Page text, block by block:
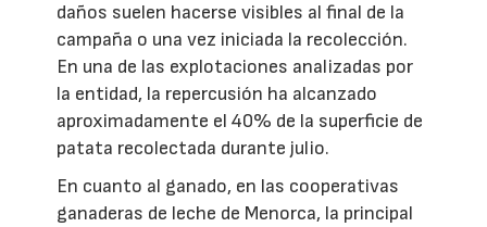
daños suelen hacerse visibles al final de la
campaña o una vez iniciada la recolección.
En una de las explotaciones analizadas por
la entidad, la repercusión ha alcanzado
aproximadamente el 40% de la superficie de
patata recolectada durante julio.
En cuanto al ganado, en las cooperativas
ganaderas de leche de Menorca, la principal